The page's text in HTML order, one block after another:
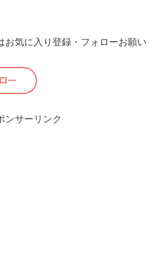
お気に入り登録・フォローお願い
ンサーリンク